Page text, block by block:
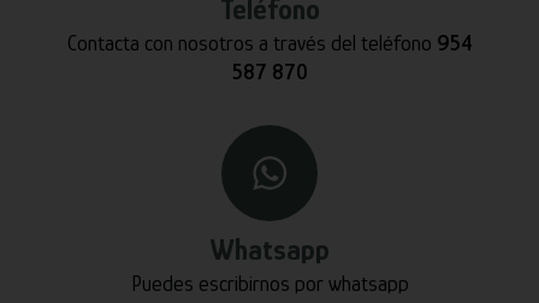
Teléfono
Contacta con nosotros a través del teléfono 954
587 870
Whatsapp
Puedes escribirnos por whatsapp